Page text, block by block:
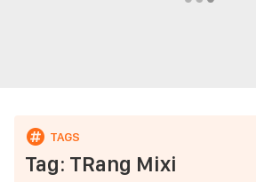
Tag: TRang Mixi